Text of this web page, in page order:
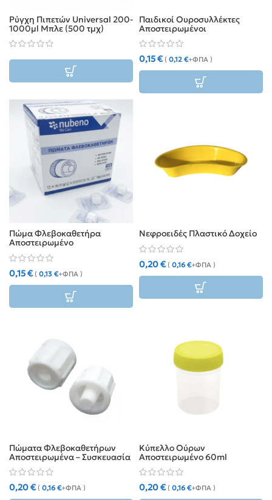
Ρύγχη Πιπετών Universal 200-
1000μl Μπλε (500 τμχ)
Παιδικοί Ουροσυλλέκτες
Αποστειρωμένοι
0,15€ ( 0,12 €+ΦΠΑ )
Πώμα Φλεβοκαθετήρα
Αποστειρωμένο
0,15€ ( 0,13 €+ΦΠΑ )
Νεφροειδές Πλαστικό Δοχείο
0,20€ ( 0,16 €+ΦΠΑ )
Πώματα Φλεβοκαθετήρων
Αποστειρωμένα – Συσκευασία
4 Τεμαχίων
0,20€ ( 0,16 €+ΦΠΑ )
Κύπελλο Ούρων
Αποστειρωμένο 60ml
0,20€ ( 0,16 €+ΦΠΑ )